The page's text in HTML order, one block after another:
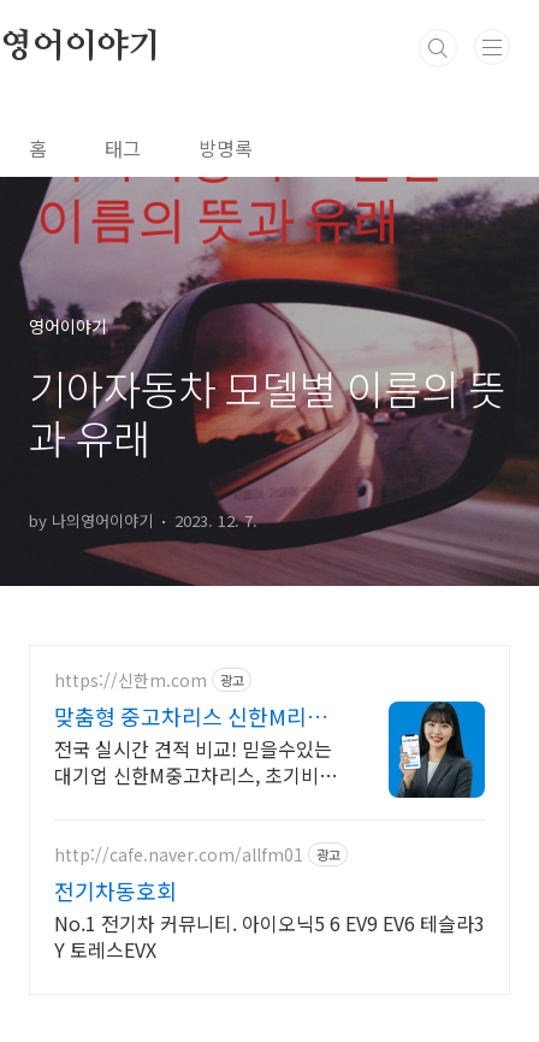
영어이야기
홈 태그 방명록
영어이야기
기아자동차 모델별 이름의 뜻
과 유래
by 나의영어이야기 2023. 12. 7.
https://신한m.com 광고
맞춤형 중고차리스 신한M리스
전국 중고차리스 실시간 견적
전국 실시간 견적 비교! 믿을수있는
대기업 신한M중고차리스, 초기비용
http://cafe.naver.com/allfm01 광고
전기차동호회
No.1 전기차 커뮤니티. 아이오닉5 6 EV9 EV6 테슬라3
Y 토레스EVX